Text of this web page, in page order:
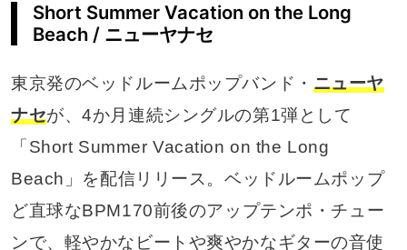
Short Summer Vacation on the Long
Beach / ニューヤナセ
東京発のベッドルームポップバンド・ ニューヤ
ナセが、4か月連続シングルの第1弾として
「Short Summer Vacation on the Long
Beach」を配信リリース。ベッドルームポップ
ど直球なBPM170前後のアップテンポ・チュー
ンで、軽やかなビートや爽やかなギターの音使